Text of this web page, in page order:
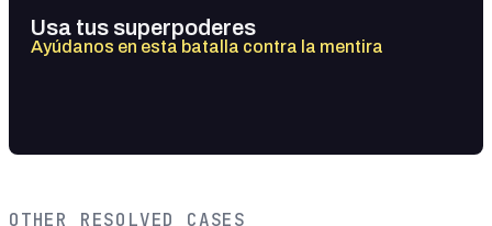
Usa tus superpoderes
Ayúdanos en esta batalla contra la mentira
OTHER RESOLVED CASES